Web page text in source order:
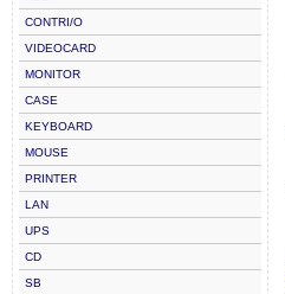
CONTRI/O
VIDEOCARD
MONITOR
CASE
KEYBOARD
MOUSE
PRINTER
LAN
UPS
CD
SB